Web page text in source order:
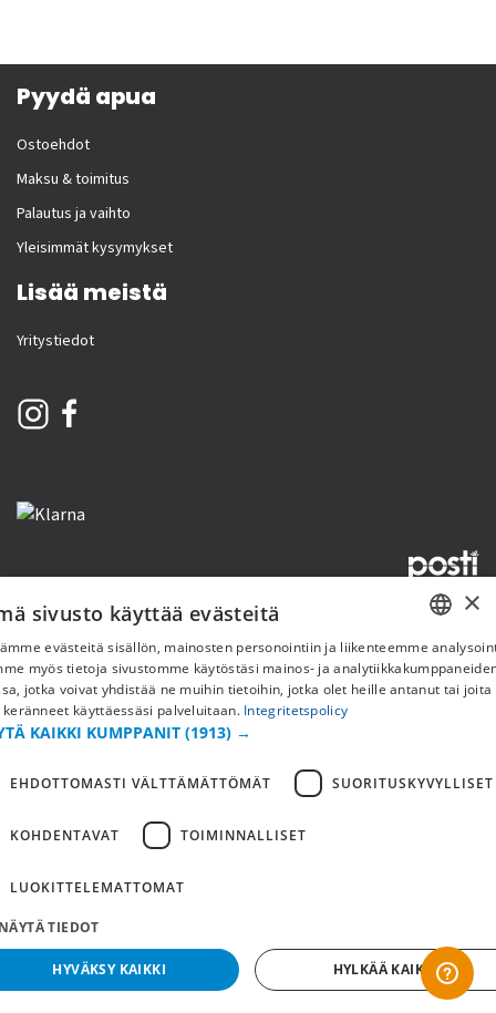
Pyydä apua
Ostoehdot
Maksu & toimitus
Palautus ja vaihto
Yleisimmät kysymykset
Lisää meistä
Yritystiedot
Copyright © 2019 This site is Licensed to 377 Sport AB TietosuojakäytäntöEvästeet
FI
×
sivusto käyttää evästeitä
evästeitä sisällön, mainosten personointiin ja liikenteemme
myös tietoja sivustomme käytöstäsi mainos- ja
jotka voivat yhdistää ne muihin tietoihin, jotka olet heille antanut tai joita
keränneet käyttäessäsi palveluitaan. Integritetspolicy
KAIKKI KUMPPANIT (1913) →
EHDOTTOMASTI VÄLTTÄMÄTTÖMÄT SUORITUSKYVYLLISET
KOHDENTAVAT TOIMINNALLISET
LUOKITTELEMATTOMAT
TIEDOT
HYVÄKSY KAIKKI HYLKÄÄ KAIKKI